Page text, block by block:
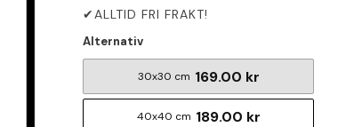
Alternativ
30x30 cm 169.00 kr
40x40 cm 189.00 kr